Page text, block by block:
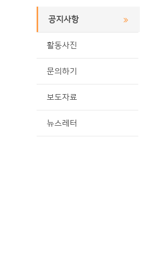
공지사항
활동사진
문의하기
보도자료
뉴스레터